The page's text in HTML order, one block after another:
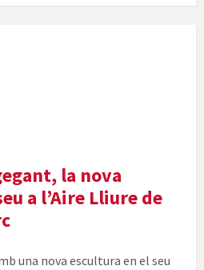
la nova
a l’Aire Lliure de
una nova escultura en el seu